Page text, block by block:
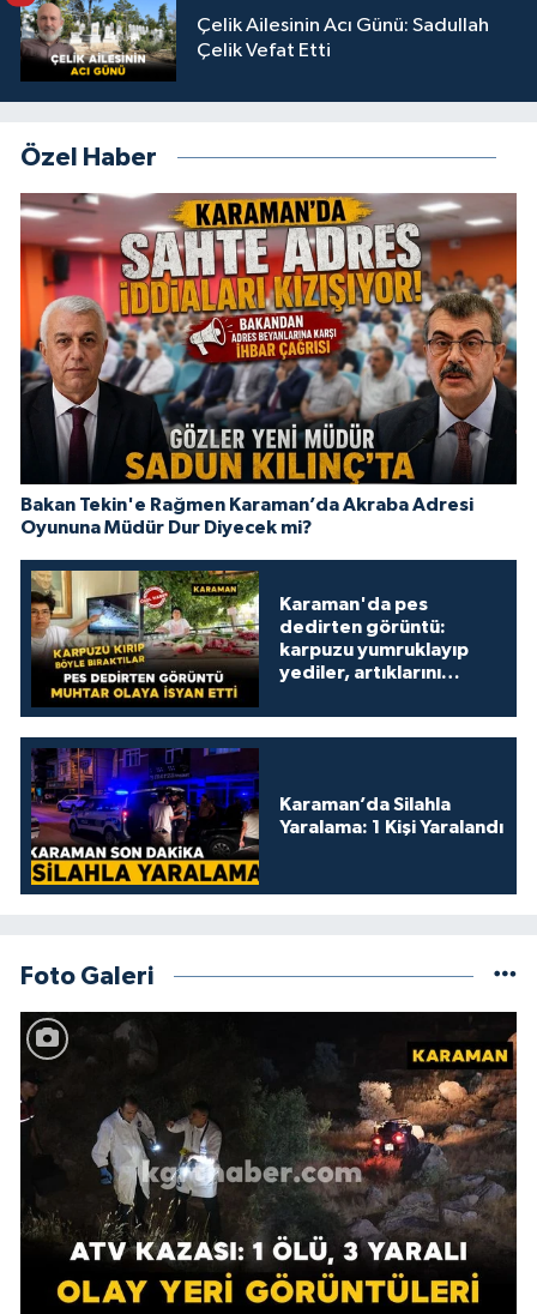
Çelik Ailesinin Acı Günü: Sadullah
Çelik Vefat Etti
Özel Haber
Bakan Tekin'e Rağmen Karaman’da Akraba Adresi
Oyununa Müdür Dur Diyecek mi?
Karaman'da pes
dedirten görüntü:
karpuzu yumruklayıp
yediler, artıklarını
Karaman’da Silahla
Yaralama: 1 Kişi Yaralandı
Foto Galeri